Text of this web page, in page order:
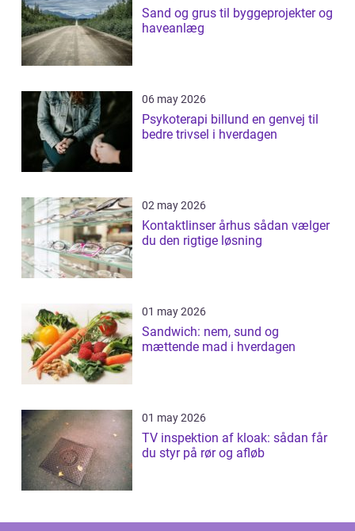
Sand og grus til byggeprojekter og
haveanlæg
06 may 2026
Psykoterapi billund en genvej til
bedre trivsel i hverdagen
02 may 2026
Kontaktlinser århus sådan vælger
du den rigtige løsning
01 may 2026
Sandwich: nem, sund og
mættende mad i hverdagen
01 may 2026
TV inspektion af kloak: sådan får
du styr på rør og afløb